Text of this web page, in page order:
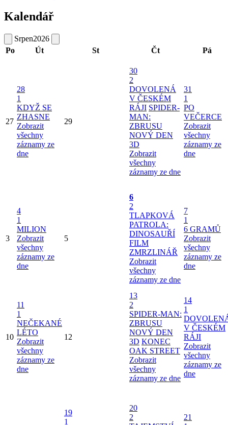
Kalendář
Srpen2026
Po
Út St Čt Pá
27
28
1
KDYŽ SE
ZHASNE
Zobrazit
všechny
záznamy ze
dne
29
30
2
DOVOLENÁ
V ČESKÉM
RÁJI SPIDER-
MAN:
ZBRUSU
NOVÝ DEN
3D
Zobrazit
všechny
záznamy ze dne
31
1
PO
VEČERCE
Zobrazit
všechny
záznamy ze
dne
3
4
1
MILION
Zobrazit
všechny
záznamy ze
dne
5
6
2
TLAPKOVÁ
PATROLA:
DINOSAUŘÍ
FILM
ZMRZLINÁŘ
Zobrazit
všechny
záznamy ze dne
7
1
6 GRAMŮ
Zobrazit
všechny
záznamy ze
dne
10
11
1
NEČEKANÉ
LÉTO
Zobrazit
všechny
záznamy ze
dne
12
13
2
SPIDER-MAN:
ZBRUSU
NOVÝ DEN
3D KONEC
OAK STREET
Zobrazit
všechny
záznamy ze dne
14
1
V ČESKÉM
RÁJI
Zobrazit
všechny
záznamy ze
dne
19
1
20
2
21